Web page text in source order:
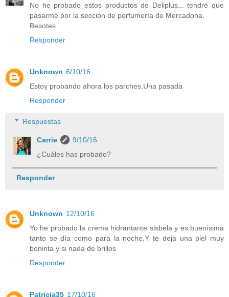
No he probado estos productos de Deliplus... tendré que
pasarme por la sección de perfumería de Mercadona.
Besotes
Responder
Unknown 6/10/16
Estoy probando ahora los parches.Una pasada
Responder
Respuestas
Carrie
9/10/16
¿Cuáles has probado?
Responder
Unknown 12/10/16
Yo he probado la crema hidrantante sisbela y es buenísima
tanto se día como para la noche.Y te deja una piel muy
boninta y si nada de brillos
Responder
Patricia35 17/10/16